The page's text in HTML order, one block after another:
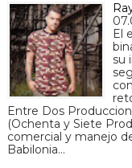
El
su
Entre Dos
(Ochenta y Siete
comercial y manejo
Babilonia…